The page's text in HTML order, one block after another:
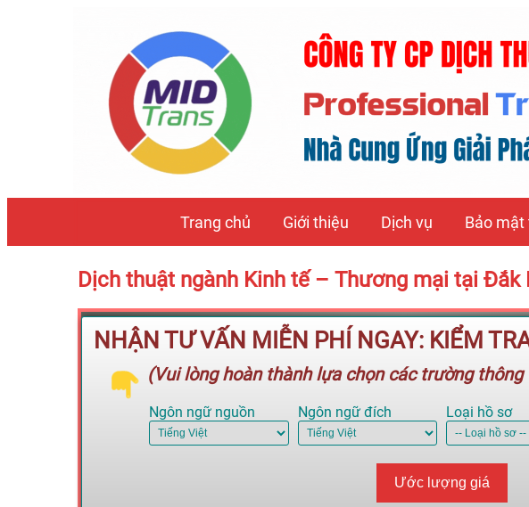
Trang chủ Giới thiệu Dịch vụ Bảo mật
Dịch thuật ngành Kinh tế – Thương mại tại Đắk
NHẬN TƯ VẤN MIỄN PHÍ NGAY: KIỂM
(Vui lòng hoàn thành lựa chọn các trường
Ngôn ngữ nguồn Ngôn ngữ đích Loại hồ sơ
Ước lượng giá